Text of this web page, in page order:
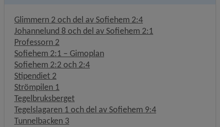
Glimmern 2 och del av Sofiehem 2:4
Johannelund 8 och del av Sofiehem 2:1
Professorn 2
Sofiehem 2:1 – Gimoplan
Sofiehem 2:2 och 2:4
Stipendiet 2
Strömpilen 1
Tegelbruksberget
Tegelslagaren 1 och del av Sofiehem 9:4
Tunnelbacken 3